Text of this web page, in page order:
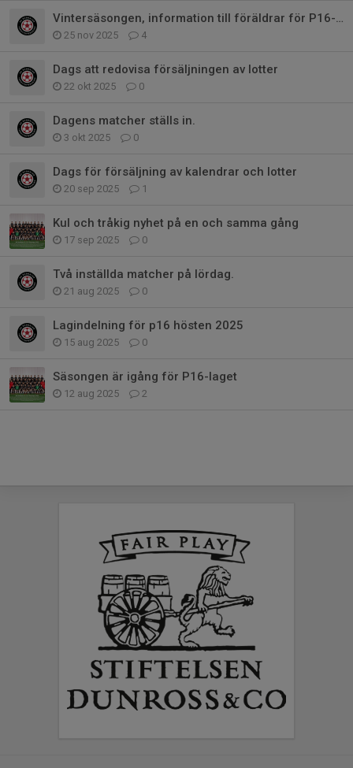
Vintersäsongen, information till föräldrar för P16-laget
25 nov 2025 4
Dags att redovisa försäljningen av lotter
22 okt 2025 0
Dagens matcher ställs in.
3 okt 2025 0
Dags för försäljning av kalendrar och lotter
20 sep 2025 1
Kul och tråkig nyhet på en och samma gång
17 sep 2025 0
Två inställda matcher på lördag.
21 aug 2025 0
Lagindelning för p16 hösten 2025
15 aug 2025 0
Säsongen är igång för P16-laget
12 aug 2025 2